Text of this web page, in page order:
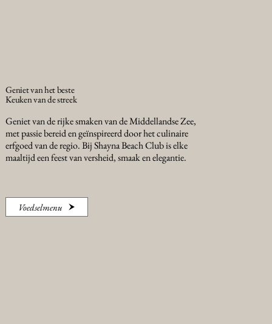
Geniet van het beste
Keuken van de streek
Geniet van de rijke smaken van de Middellandse Zee,
met passie bereid en geïnspireerd door het culinaire
erfgoed van de regio. Bij Shayna Beach Club is elke
maaltijd een feest van versheid, smaak en elegantie.
Voedselmenu